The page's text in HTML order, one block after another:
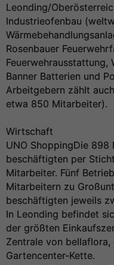
Leonding/
Industrieofenbau
Rosenbauer
Feuerwehrausstattung,
Banner Batterien und
Arbeitgebern zählt
etwa 850 Mitarbeiter).
Wirtschaft
UNO ShoppingDie 898
beschäftigten per
Mitarbeiter. Fünf
Mitarbeitern zu
beschäftigten jeweils
In Leonding befindet
der größten
Zentrale von
Gartencenter-Kette.